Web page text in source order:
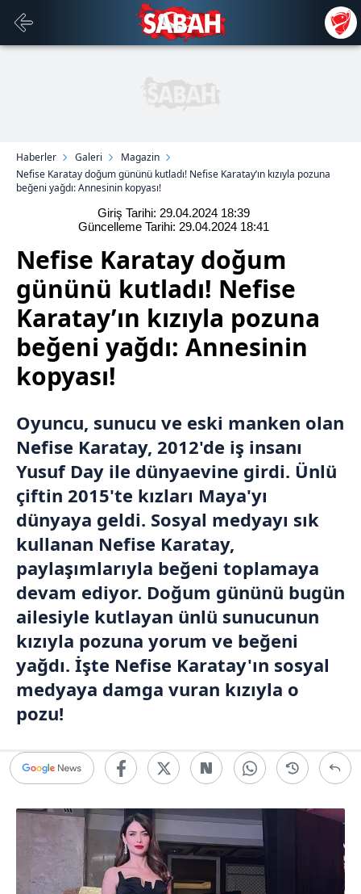
Haberler Galeri
Magazin
Nefise Karatay doğum gününü kutladı! Nefise Karatay’ın kızıyla pozuna
beğeni yağdı: Annesinin kopyası!
Giriş Tarihi: 29.04.2024 18:39
Güncelleme Tarihi: 29.04.2024 18:41
Nefise Karatay doğum
gününü kutladı! Nefise
Karatay’ın kızıyla pozuna
beğeni yağdı: Annesinin
kopyası!
Oyuncu, sunucu ve eski manken olan
Nefise Karatay, 2012'de iş insanı
Yusuf Day ile dünyaevine girdi. Ünlü
çiftin 2015'te kızları Maya'yı
dünyaya geldi. Sosyal medyayı sık
kullanan Nefise Karatay,
paylaşımlarıyla beğeni toplamaya
devam ediyor. Doğum gününü bugün
ailesiyle kutlayan ünlü sunucunun
kızıyla pozuna yorum ve beğeni
yağdı. İşte Nefise Karatay'ın sosyal
medyaya damga vuran kızıyla o
pozu!